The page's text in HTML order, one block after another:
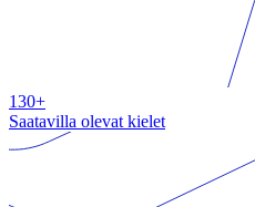
130+
Saatavilla olevat kielet